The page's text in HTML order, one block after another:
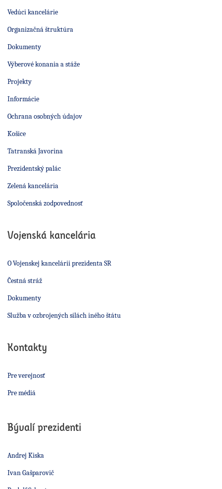
Vedúci kancelárie
Organizačná štruktúra
Dokumenty
Výberové konania a stáže
Projekty
Informácie
Ochrana osobných údajov
Košice
Tatranská Javorina
Prezidentský palác
Zelená kancelária
Spoločenská zodpovednosť
Vojenská kancelária
O Vojenskej kancelárii prezidenta SR
Čestná stráž
Dokumenty
Služba v ozbrojených silách iného štátu
Kontakty
Pre verejnosť
Pre médiá
Bývalí prezidenti
Andrej Kiska
Ivan Gašparovič